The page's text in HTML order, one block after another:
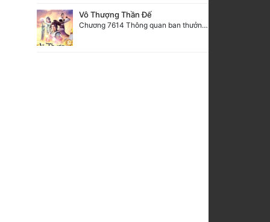
Vô Thượng Thần Đế
Chương 7614 Thông quan ban thưởng, Ngục Hải Yên Thần Quang